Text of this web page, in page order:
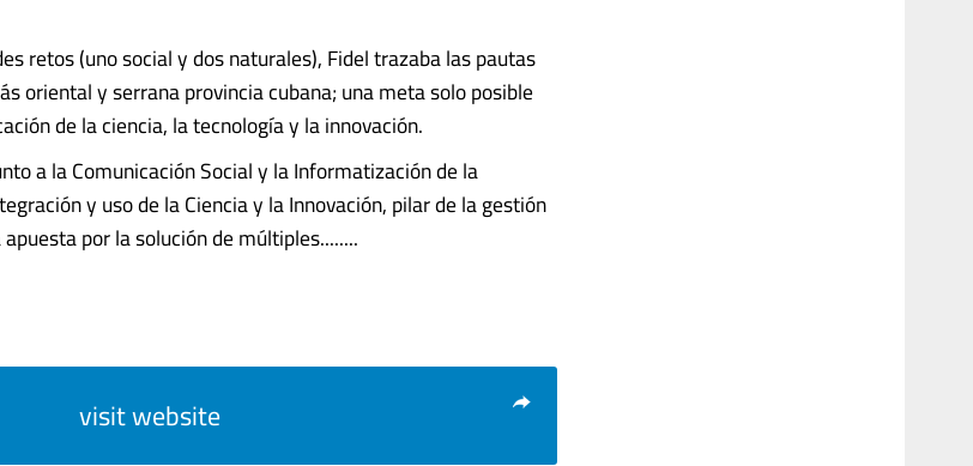
retos (uno social y dos naturales), Fidel trazaba las pautas
oriental y serrana provincia cubana; una meta solo posible
de la ciencia, la tecnología y la innovación.
a la Comunicación Social y la Informatización de la
y uso de la Ciencia y la Innovación, pilar de la gestión
por la solución de múltiples........
visit website